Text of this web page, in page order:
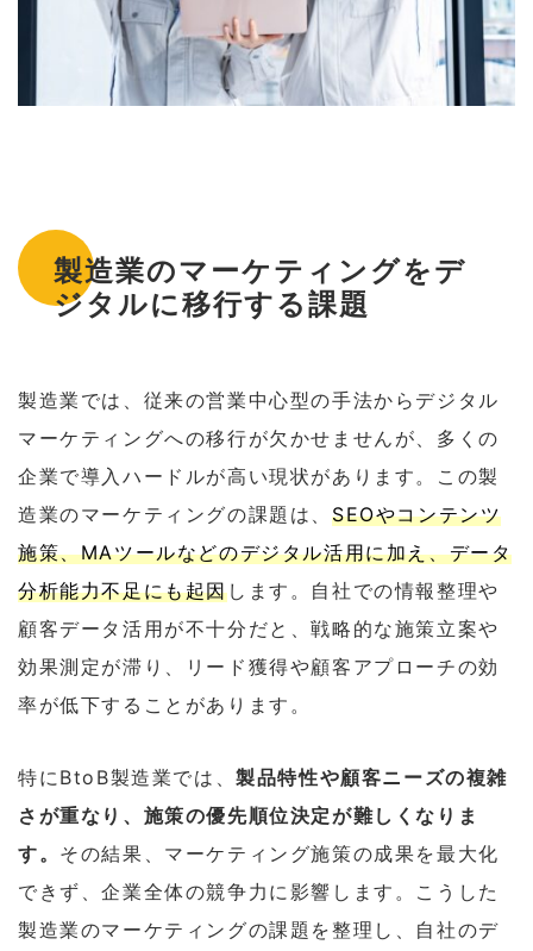
製造業のマーケティングをデ
ジタルに移行する課題
製造業では、従来の営業中心型の手法からデジタル
マーケティングへの移行が欠かせませんが、多くの
企業で導入ハードルが高い現状があります。この製
造業のマーケティングの課題は、 SEOやコンテンツ
施策、MAツールなどのデジタル活用に加え、データ
分析能力不足にも起因します。自社での情報整理や
顧客データ活用が不十分だと、戦略的な施策立案や
効果測定が滞り、リード獲得や顧客アプローチの効
率が低下することがあります。
特にBtoB製造業では、製品特性や顧客ニーズの複雑
さが重なり、施策の優先順位決定が難しくなりま
す。 その結果、マーケティング施策の成果を最大化
できず、企業全体の競争力に影響します。こうした
製造業のマーケティングの課題を整理し、自社のデ